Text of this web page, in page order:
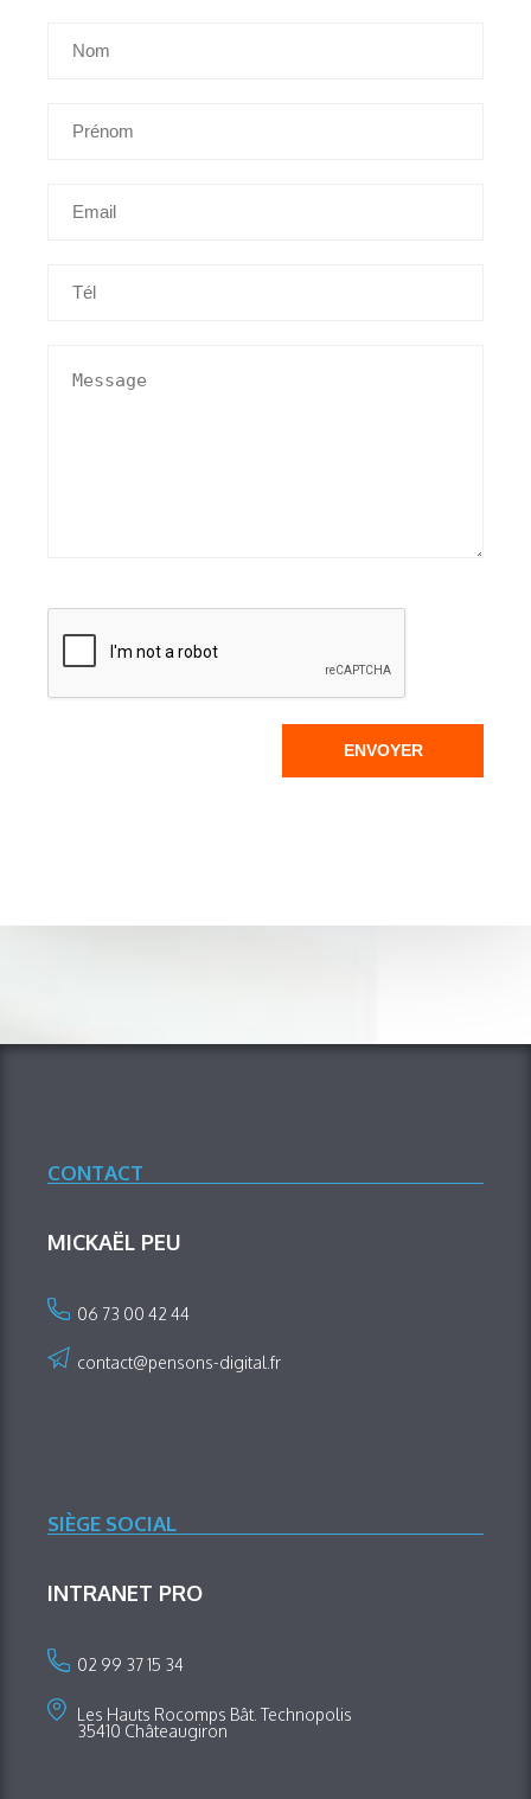
ENVOYER
CONTACT
MICKAËL PEU
06 73 00 42 44
contact@pensons-digital.fr
SIÈGE SOCIAL
INTRANET PRO
02 99 37 15 34
Les Hauts Rocomps Bât. Technopolis
35410 Châteaugiron